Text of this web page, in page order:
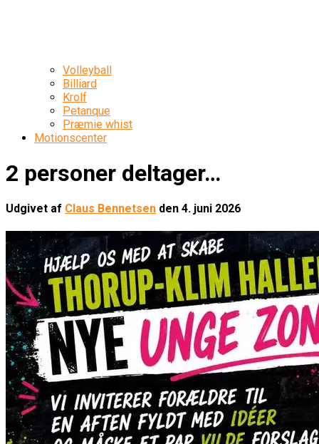
Volleyball
Billiard
Krolf
Petanque
Præmie whist
Motionscenter
2 personer deltager…
Udgivet af Claus Bennetsen den 4. juni 2026